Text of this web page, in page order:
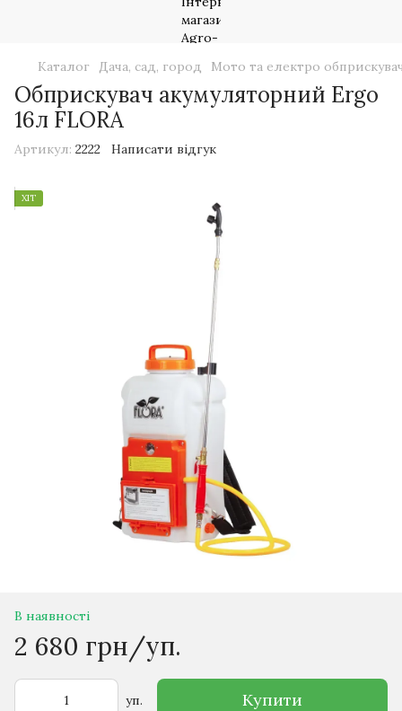
Каталог Дача, сад, город Мото та електро
Обприскувач акумуляторний Ergo
16л FLORA
Артикул: 2222 Написати відгук
ХІТ
В наявності
2 680 грн/уп.
уп. Купити